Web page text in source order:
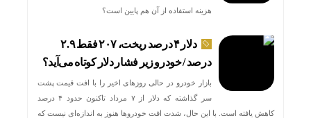
هزینه استفاده از آن هم پایین است؟
دلار ۴ درصد ریخت، ۲۰۷ فقط ۲.۹
درصد / خودرو زیر فشار دلار کوتاه می‌آید؟
بازار خودرو در حالی روزهای اخیر را با افت قیمت پشت
سر گذاشته که دلار از ۷ مرداد تاکنون حدود ۴ درصد
کاهش یافته است. با این حال، شدت افت خودروها هنوز به اندازه‌ای نیست که